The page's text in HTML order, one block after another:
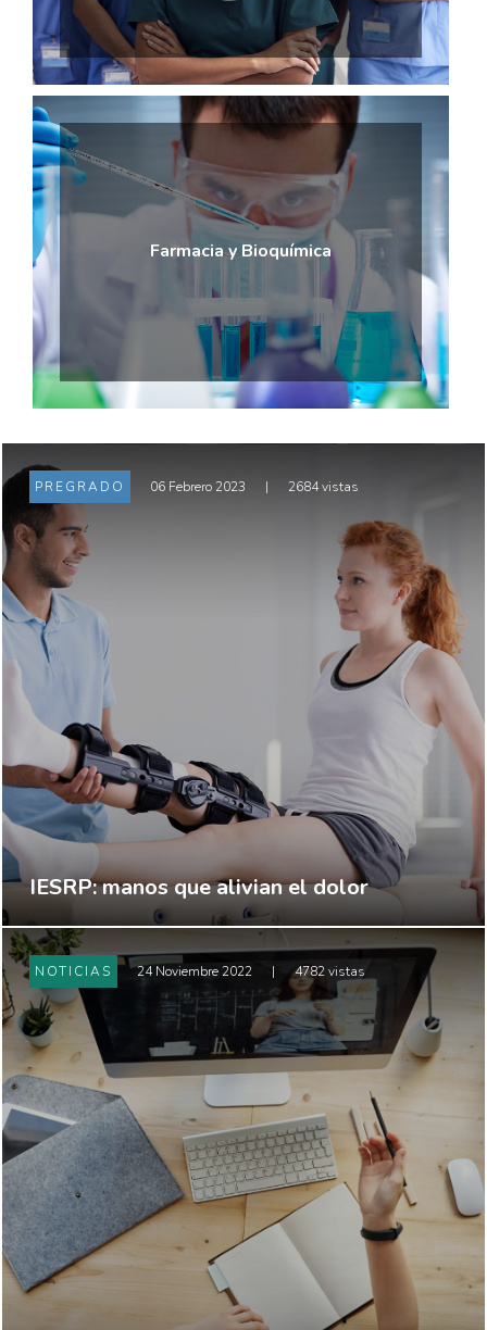
Farmacia y Bioquímica
PREGRADO 06 Febrero 2023 | 2684 vistas
IESRP: manos que alivian el dolor
NOTICIAS 24 Noviembre 2022 | 4782 vistas